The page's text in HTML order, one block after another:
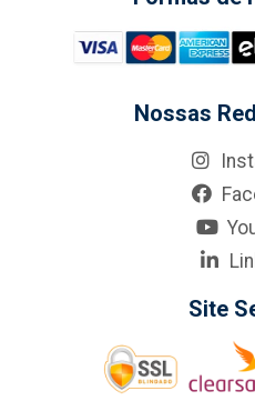
Nossas
Site